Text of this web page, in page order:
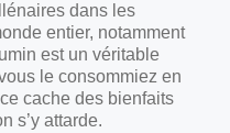
dans les
entier, notamment
est un véritable
le consommiez en
cache des bienfaits
s’y attarde.